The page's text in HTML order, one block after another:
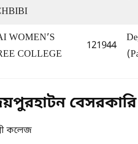
WOMEN’S
COLLEGE
121944
কলেজ